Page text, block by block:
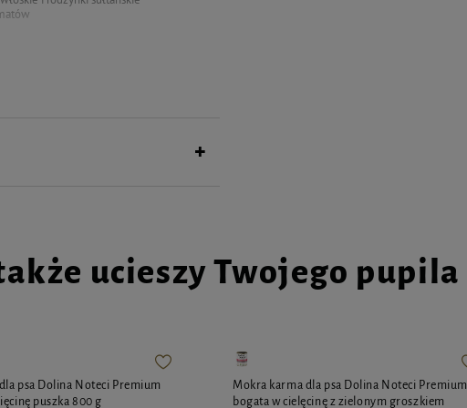
ucieszy Twojego pupila
psa Dolina Noteci Premium
puszka 800 g
Mokra karma dla psa Dolina Noteci Premium
bogata w cielęcinę z zielonym groszkiem